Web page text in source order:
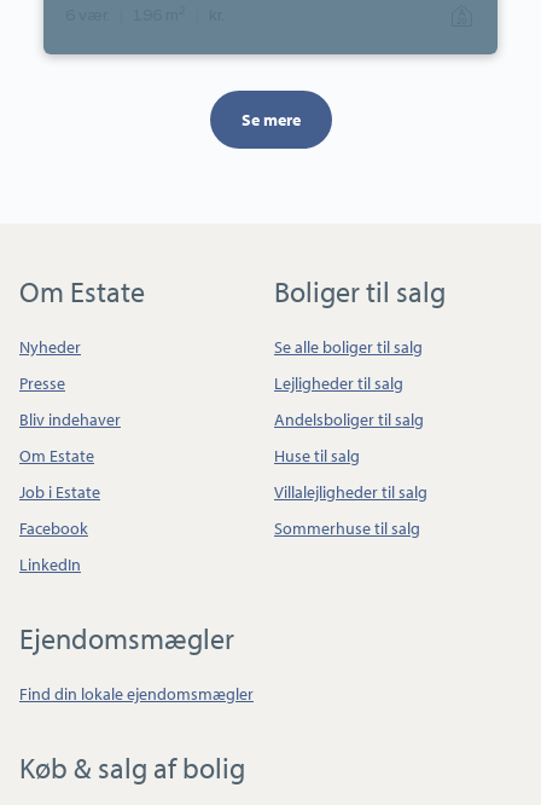
Se mere
Om Estate
Nyheder
Presse
Bliv indehaver
Om Estate
Job i Estate
Facebook
LinkedIn
Boliger til salg
Se alle boliger til salg
Lejligheder til salg
Andelsboliger til salg
Huse til salg
Villalejligheder til salg
Sommerhuse til salg
Ejendomsmægler
Find din lokale ejendomsmægler
Køb & salg af bolig